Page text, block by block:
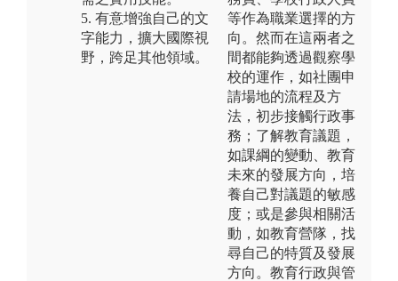
5. 有意增強自己的文
字能力，擴大國際視
野，跨足其他領域。
等作為職業選擇的方
向。然而在這兩者之
間都能夠透過觀察學
校的運作，如社團申
請場地的流程及方
法，初步接觸行政事
務；了解教育議題，
如課綱的變動、教育
未來的發展方向，培
養自己對議題的敏感
度；或是參與相關活
動，如教育營隊，找
尋自己的特質及發展
方向。教育行政與管